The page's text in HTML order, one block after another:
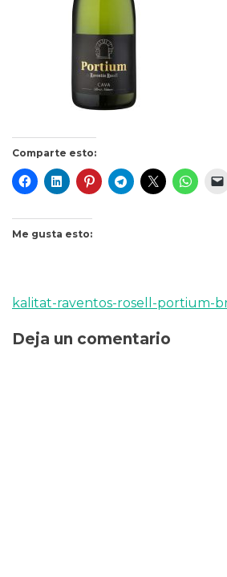
Comparte esto:
Me gusta esto:
Navegación
kalitat-raventos-rosell-portium-
Deja un comentario